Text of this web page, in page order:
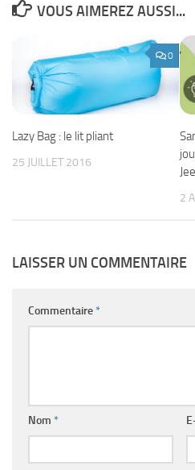
VOUS AIMEREZ AUSSI...
0
Lazy Bag : le lit pliant
25 JUILLET 2016
2
LAISSER UN COMMENTAIRE
Commentaire*
Nom *